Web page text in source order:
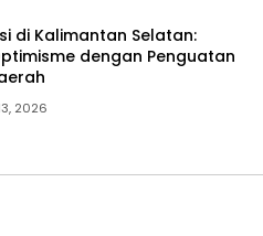
di Kalimantan Selatan:
dengan Penguatan
2026